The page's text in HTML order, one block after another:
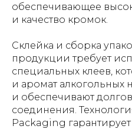
обеспечивающее
и качество кромок.
Склейка и сборка
продукции требует
специальных клеев,
и аромат алкогольных
и обеспечивают
соединения.
Packaging